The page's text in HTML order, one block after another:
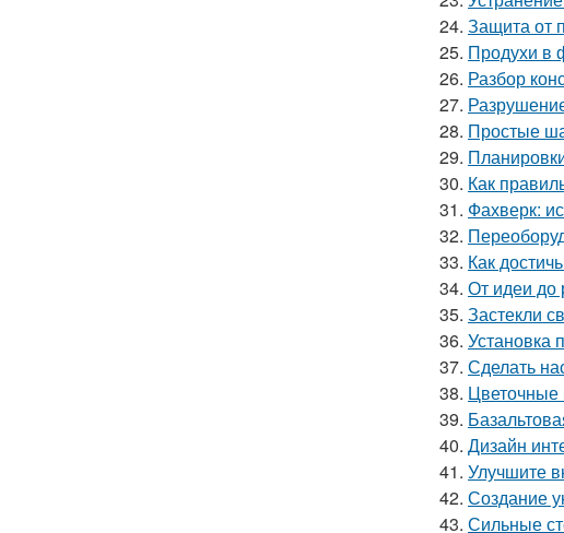
24. Защита от
25. Продухи в
26. Разбор
27.
28. Простые
29.
30. Как
31. Фахверк:
32.
33. Как
34. От идеи до
35. Застекли
36. Установка
37. Сделать
38. Цветочные
39.
40. Дизайн
41. Улучшите
42. Создание
43. Сильные